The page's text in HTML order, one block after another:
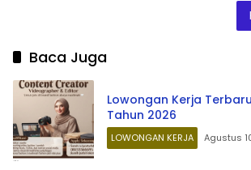
Baca Juga
Lowongan Kerja
Tahun 2026
LOWONGAN KERJA Agustus